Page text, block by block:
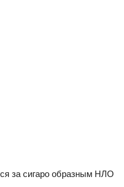
за сигаро образным НЛО